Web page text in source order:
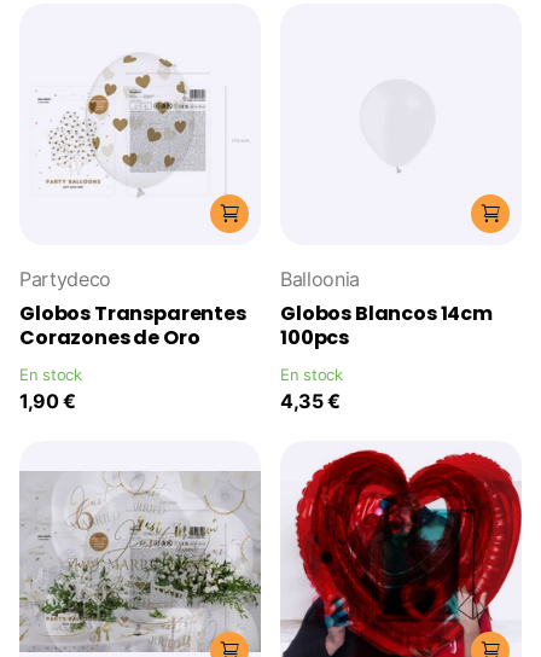
Partydeco
Globos Transparentes
Corazones de Oro
En stock
1,90 €
Balloonia
Globos Blancos 14cm
100pcs
En stock
4,35 €